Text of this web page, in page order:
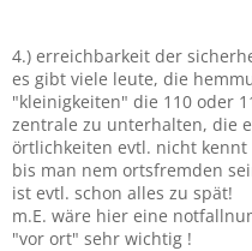
4.) erreichbarkeit der
es gibt viele leute, die
"kleinigkeiten" die 110 oder
zentrale zu unterhalten, die
örtlichkeiten evtl. nicht kennt
bis man nem ortsfremden
ist evtl. schon alles zu spät!
m.E. wäre hier eine
"vor ort" sehr wichtig !